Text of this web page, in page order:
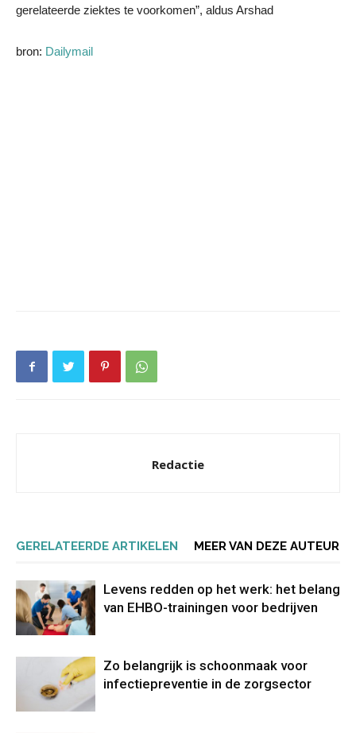
gerelateerde ziektes te voorkomen”, aldus Arshad
bron: Dailymail
Redactie
GERELATEERDE ARTIKELEN MEER VAN DEZE AUTEUR
Levens redden op het werk: het belang
van EHBO-trainingen voor bedrijven
Zo belangrijk is schoonmaak voor
infectiepreventie in de zorgsector